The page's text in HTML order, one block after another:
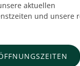
aktuellen
und unsere